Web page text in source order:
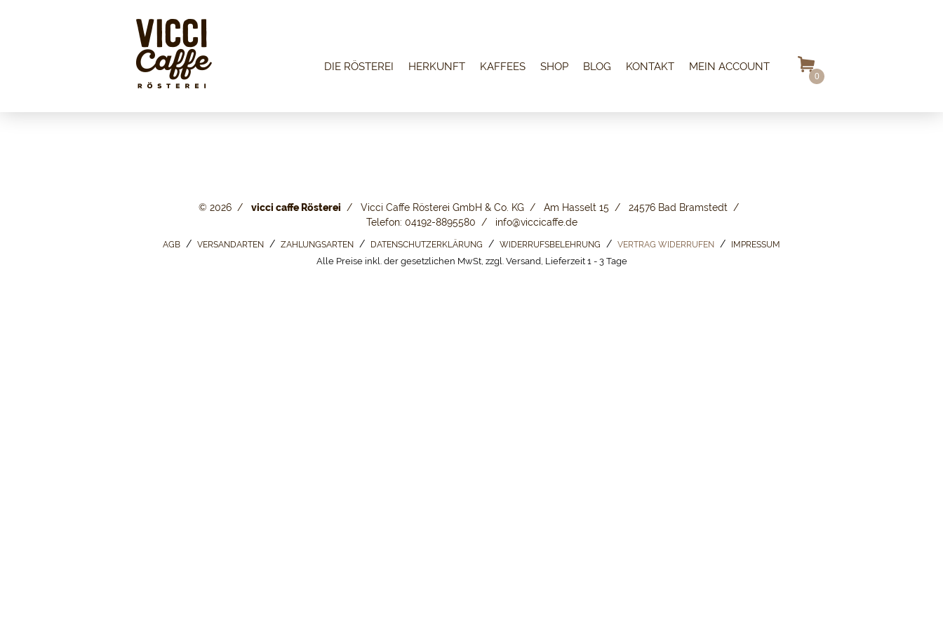
DIE RÖSTEREI HERKUNFT KAFFEES SHOP BLOG KONTAKT MEIN ACCOUNT
0
© 2026 vicci caffe Rösterei Vicci Caffe Rösterei GmbH & Co. KG Am Hasselt 15
24576 Bad Bramstedt
Telefon: 04192-8895580
info@viccicaffe.de
AGB VERSANDARTEN ZAHLUNGSARTEN DATENSCHUTZERKLÄRUNG WIDERRUFSBELEHRUNG VERTRAG WIDERRUFEN IMPRESSUM
Alle Preise inkl. der gesetzlichen MwSt, zzgl. Versand, Lieferzeit 1 - 3 Tage